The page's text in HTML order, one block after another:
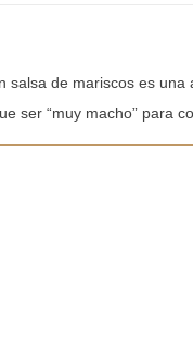
salsa de mariscos es
ser “muy macho” para